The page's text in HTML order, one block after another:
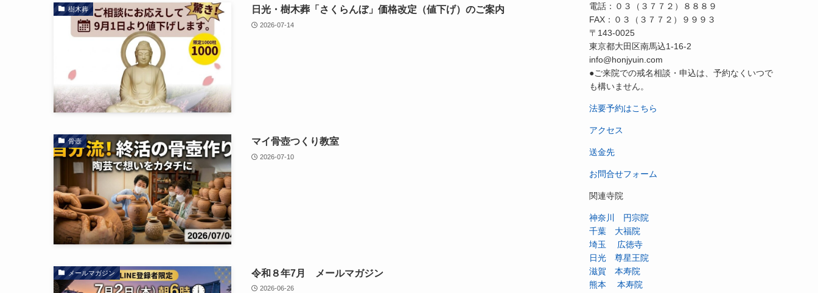
樹木葬 日光・樹木葬「さくらんぼ」価格改定（値下げ）のご案内
2026-07-14
骨壺 マイ骨壺つくり教室
2026-07-10
メールマガジン 令和８年7月 メールマガジン
2026-06-26
電話：０３（３７７２）８８８９
FAX：０３（３７７２）９９９３
〒143-0025
東京都大田区南馬込1-16-2
info@honjyuin.com
●ご来院での戒名相談・申込は、予約なくいつで
も構いません。
法要予約はこちら
アクセス
送金先
お問合せフォーム
関連寺院
神奈川 円宗院
千葉 大福院
埼玉 広徳寺
日光 尊星王院
滋賀 本寿院
熊本 本寿院